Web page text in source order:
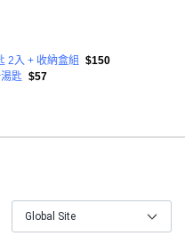
2入 + 收納盒組
$150
匙 $57
Global Site